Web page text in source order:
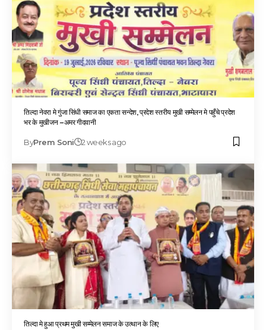
तिल्दा नेवरा मे गुंजा सिंधी समाज का एकता सन्देश, प्रदेश स्तरीय मुखी सम्मेलन मे पहुँचे प्रदेश
भर के मुखीजन –अमर गीदवानी
ByPrem Soni 2 weeks ago
तिल्दा मे हुआ प्रथम मुखी सम्मेलन समाज के उत्थान के लिए